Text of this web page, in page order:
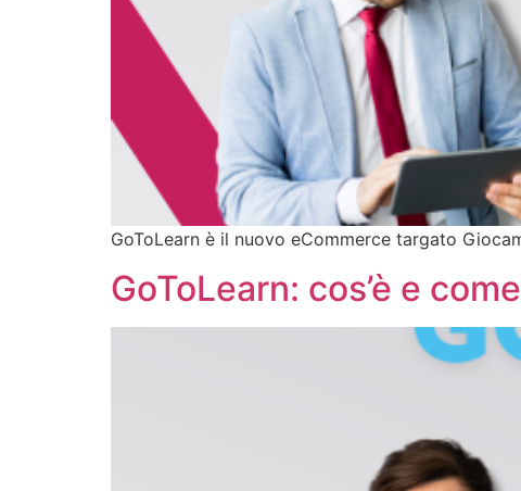
GoToLearn è il nuovo eCommerce targato
GoToLearn: cos’è e